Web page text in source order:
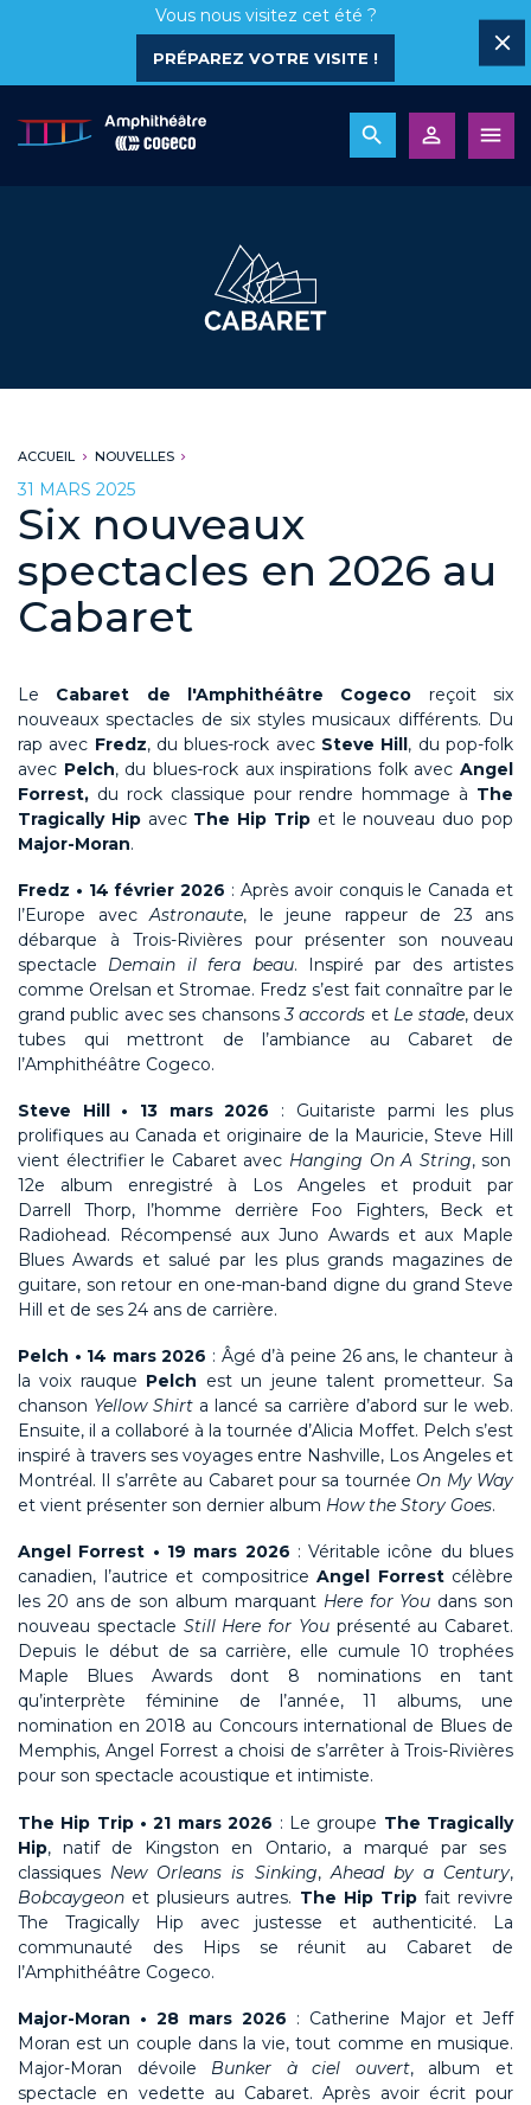
Vous nous visitez cet été ?
PRÉPAREZ VOTRE VISITE !
ACCUEIL NOUVELLES
31 MARS 2025
Six nouveaux
spectacles en 2026 au
Cabaret
Le Cabaret de l'Amphithéâtre Cogeco reçoit six
nouveaux spectacles de six styles musicaux différents. Du
rap avec Fredz, du blues-rock avec Steve Hill, du pop-folk
avec Pelch, du blues-rock aux inspirations folk avec Angel
Forrest, du rock classique pour rendre hommage à The
TragicallyHipavec The Hip Trip et le nouveau duo pop
Major-Moran.
Fredz • 14 février 2026 : Après avoir conquis le Canada et
l’Europe avecAstronaute, le jeune rappeur de 23 ans
débarque à Trois-Rivières pour présenter son nouveau
spectacle Demain il fera beau. Inspiré par des artistes
comme Orelsan et Stromae. Fredz s’est fait connaître par le
grand public avec ses chansons3 accords et Le stade, deux
tubes qui mettront de l’ambiance au Cabaret de
l’Amphithéâtre Cogeco.
Steve Hill • 13 mars 2026 : Guitariste parmi les plus
prolifiques au Canada et originaire de la Mauricie, Steve Hill
vient électrifier le Cabaretavec Hanging On A String, son
12e album enregistré à Los Angeles et produit par
Darrell Thorp, l’homme derrière Foo Fighters, Beck et
Radiohead. Récompensé aux Juno Awards et aux Maple
Blues Awards et salué par les plus grands magazines de
guitare, son retour en one-man-band digne du grand Steve
Hill et de ses 24 ans de carrière.
Pelch • 14 mars 2026 : Âgé d’à peine 26 ans, le chanteur à
la voix rauque Pelch est un jeune talent prometteur. Sa
chanson Yellow Shirt a lancé sa carrière d’abord sur le web.
Ensuite, il a collaboré à la tournée d’Alicia Moffet. Pelch s’est
inspiré à travers ses voyages entre Nashville, Los Angeles et
Montréal. Il s’arrête au Cabaretpour sa tournée On My Way
et vient présenter son dernier album How the Story Goes.
Angel Forrest • 19 mars 2026 :Véritable icône du blues
canadien, l’autrice et compositrice Angel Forrestcélèbre
les 20 ans de son album marquant Herefor You dans son
nouveau spectacle Still Here for Youprésenté au Cabaret.
Depuis le début de sa carrière, elle cumule 10 trophées
Maple Blues Awards dont 8 nominations en tant
qu’interprète féminine de l’année, 11 albums, une
nomination en 2018 au Concours international de Blues de
Memphis, Angel Forrest a choisi de s’arrêter à Trois-Rivières
pour son spectacle acoustique et intimiste.
The Hip Trip • 21 mars 2026 : Le groupe The Tragically
Hip, natif de Kingston en Ontario, a marqué par ses
classiques New Orleans is Sinking, Aheadby aCentury,
Bobcaygeon et plusieurs autres. The Hip Tripfait revivre
The TragicallyHip avec justesse et authenticité. La
communauté des
Hipsse réunit au Cabaret de
l’Amphithéâtre Cogeco.
Major-Moran • 28 mars 2026 : Catherine Major et Jeff
Moran est un couple dans la vie, tout comme en musique.
Major-Moran dévoile Bunker à ciel ouvert, album et
spectacle en vedette au Cabaret. Après avoir écrit pour